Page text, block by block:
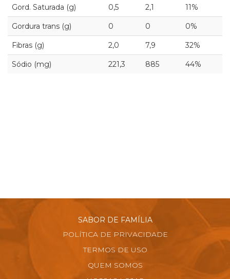
Gord. Saturada (g) 0,5 2,1 11%
Gordura trans (g) 0 0 0%
Fibras (g) 2,0 7,9 32%
Sódio (mg) 221,3 885 44%
SABOR DE FAMÍLIA
POLÍTICA DE PRIVACIDADE
TERMOS DE USO
QUEM SOMOS